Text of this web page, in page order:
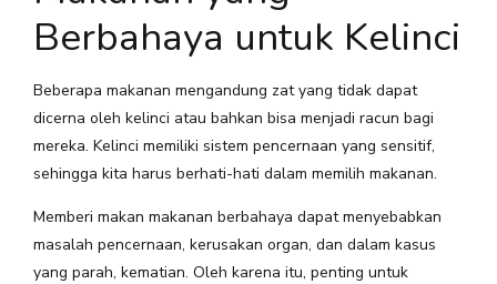
Berbahaya untuk Kelinci
Beberapa makanan mengandung zat yang tidak dapat
dicerna oleh kelinci atau bahkan bisa menjadi racun bagi
mereka. Kelinci memiliki sistem pencernaan yang sensitif,
sehingga kita harus berhati-hati dalam memilih makanan.
Memberi makan makanan berbahaya dapat menyebabkan
masalah pencernaan, kerusakan organ, dan dalam kasus
yang parah, kematian. Oleh karena itu, penting untuk